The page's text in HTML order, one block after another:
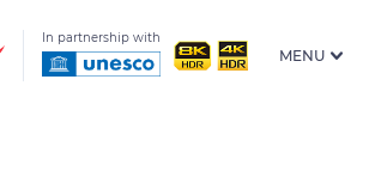
In partnership with
MENU